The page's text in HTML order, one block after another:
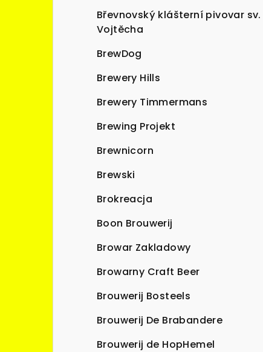
Břevnovský klášterní pivovar sv.
Vojtěcha
BrewDog
Brewery Hills
Brewery Timmermans
Brewing Projekt
Brewnicorn
Brewski
Brokreacja
Boon Brouwerij
Browar Zakladowy
Browarny Craft Beer
Brouwerij Bosteels
Brouwerij De Brabandere
Brouwerij de HopHemel